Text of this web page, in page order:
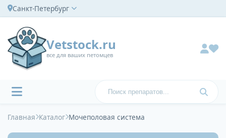
Санкт-Петербург
Vetstock.ru
все для ваших петомцев
Главная Каталог Мочеполовая система